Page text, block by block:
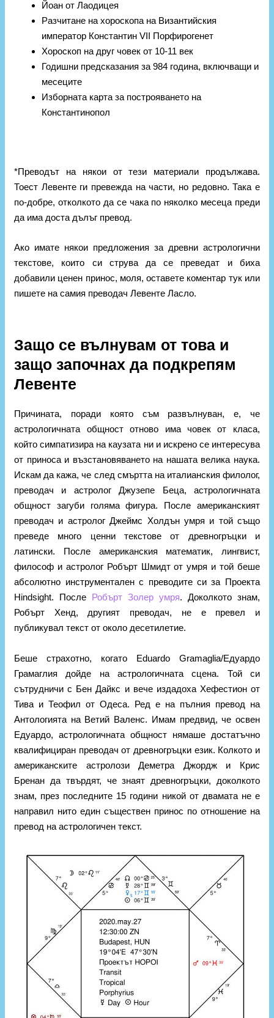
Йоан от Лаодицея
Разчитане на хороскопа на Византийския
император Константин VII Порфирогенет
Хороскоп на друг човек от 10-11 век
Годишни предсказания за 984 година, включващи и
месеците
Изборната карта за построяването на
Константинопол
*Преводът на някои от тези материали продължава.
Тоест Левенте ги превежда на части, но редовно. Така е
по-добре, отколкото да се чака по няколко месеца преди
да има доста дълъг превод.
Ако имате някои предложения за древни астрологични
текстове, които си струва да се преведат и биха
добавили ценен принос, моля, оставете коментар тук или
пишете на самия преводач Левенте Ласло.
Защо се вълнувам от това и
защо започнах да подкрепям
Левенте
Причината, поради която съм развълнуван, е, че
астрологичната общност отново има човек от класа,
който симпатизира на каузата ни и искрено се интересува
от приноса и възстановяването на нашата велика наука.
Искам да кажа, че след смъртта на италианския филолог,
преводач и астролог Джузепе Беца, астрологичната
общност загуби голяма фигура. После американският
преводач и астролог Джеймс Холдън умря и той също
преведе много ценни текстове от древногръцки и
латински. После американския математик, лингвист,
философ и астролог Робърт Шмидт от умря и той беше
абсолютно инструментален с преводите си за Проекта
Hindsight. После Робърт Золер умря. Доколкото знам,
Робърт Хенд, другият преводач, не е превел и
публикувал текст от около десетилетие.
Беше страхотно, когато Eduardo Gramaglia/Едуардо
Грамаглия дойде на астрологичната сцена. Той си
сътрудничи с Бен Дайкс и вече издадоха Хефестион от
Тива и Теофил от Одеса. Ред е на пълния превод на
Антологията на Ветий Валенс. Имам предвид, че освен
Едуардо, астрологичната общност нямаше достатъчно
квалифициран преводач от древногръцки език. Колкото и
американските астролози Деметра Джордж и Крис
Бренан да твърдят, че знаят древногръцки, доколкото
знам, през последните 15 години никой от двамата не е
направил нито един съществен принос по отношение на
превод на астрологичен текст.